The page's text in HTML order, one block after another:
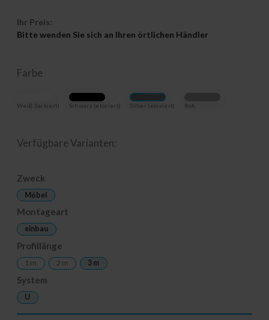
Ihr Preis:
Bitte wenden Sie sich an Ihren örtlichen Händler
Farbe
Weiß (lackiert) Schwarz (eloxiert) Silber (eloxiert) Roh
Verfügbare Varianten:
Zweck
Möbel
Montageart
einbau
Profillänge
1 m 2 m 3 m
System
U